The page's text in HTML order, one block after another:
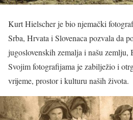
Kurt Hielscher je bio njemački
Srba, Hrvata i Slovenaca pozvala da
jugoslovenskih zemalja i našu zemlju,
Svojim fotografijama je zabilježio i
vrijeme, prostor i kulturu naših života.